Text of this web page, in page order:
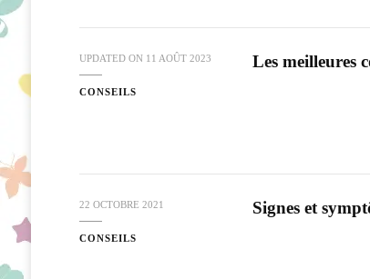
UPDATED ON 11 AOÛT 2023
CONSEILS
Les meilleures
22 OCTOBRE 2021
CONSEILS
Signes et